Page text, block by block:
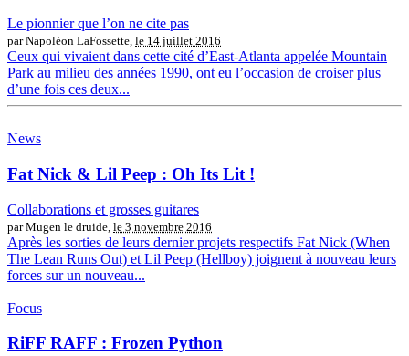
Le pionnier que l’on ne cite pas
par Napoléon LaFossette, le 14 juillet 2016
Ceux qui vivaient dans cette cité d’East-Atlanta appelée Mountain
Park au milieu des années 1990, ont eu l’occasion de croiser plus
d’une fois ces deux...
News
Fat Nick & Lil Peep : Oh Its Lit !
Collaborations et grosses guitares
par Mugen le druide, le 3 novembre 2016
Après les sorties de leurs dernier projets respectifs Fat Nick (When
The Lean Runs Out) et Lil Peep (Hellboy) joignent à nouveau leurs
forces sur un nouveau...
Focus
RiFF RAFF : Frozen Python